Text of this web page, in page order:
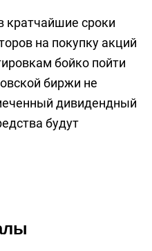
кратчайшие сроки
на покупку акций
бойко пойти
биржи не
дивидендный
будут